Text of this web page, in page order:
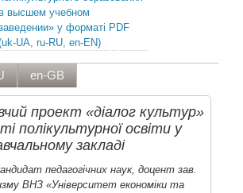
в высшем учебном
у форматі PDF
UA, ru-RU, en-EN)
en-GB
проект «діалог культур»
полікультурної освіти у
закладі
педагогічних наук, доцент зав.
ВНЗ «Університет економіки та